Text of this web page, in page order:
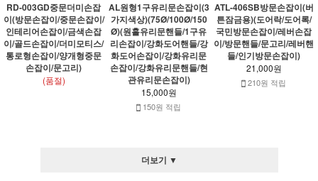
RD-003GD중문더미손잡
이(방문손잡이/중문손잡이/
인테리어손잡이/금색손잡
이/골드손잡이/더미모티스/
통로형손잡이/양개형중문
손잡이/문고리)
(품절)
AL원형1구유리문손잡이(3
가지색상)(75Ø/100Ø/150
Ø)(원홀유리문핸들/1구유
리손잡이/강화도어핸들/강
화도어손잡이/강화유리문
손잡이/강화유리문핸들/현
관유리문손잡이)
15,000원
150원 적립
ATL-406SB방문손잡이(버
튼잠금용)(도어락/도어록/
국민방문손잡이/레버손잡
이/방문핸들/문고리/레버핸
들/인기방문손잡이)
21,000원
210원 적립
더보기 ▼